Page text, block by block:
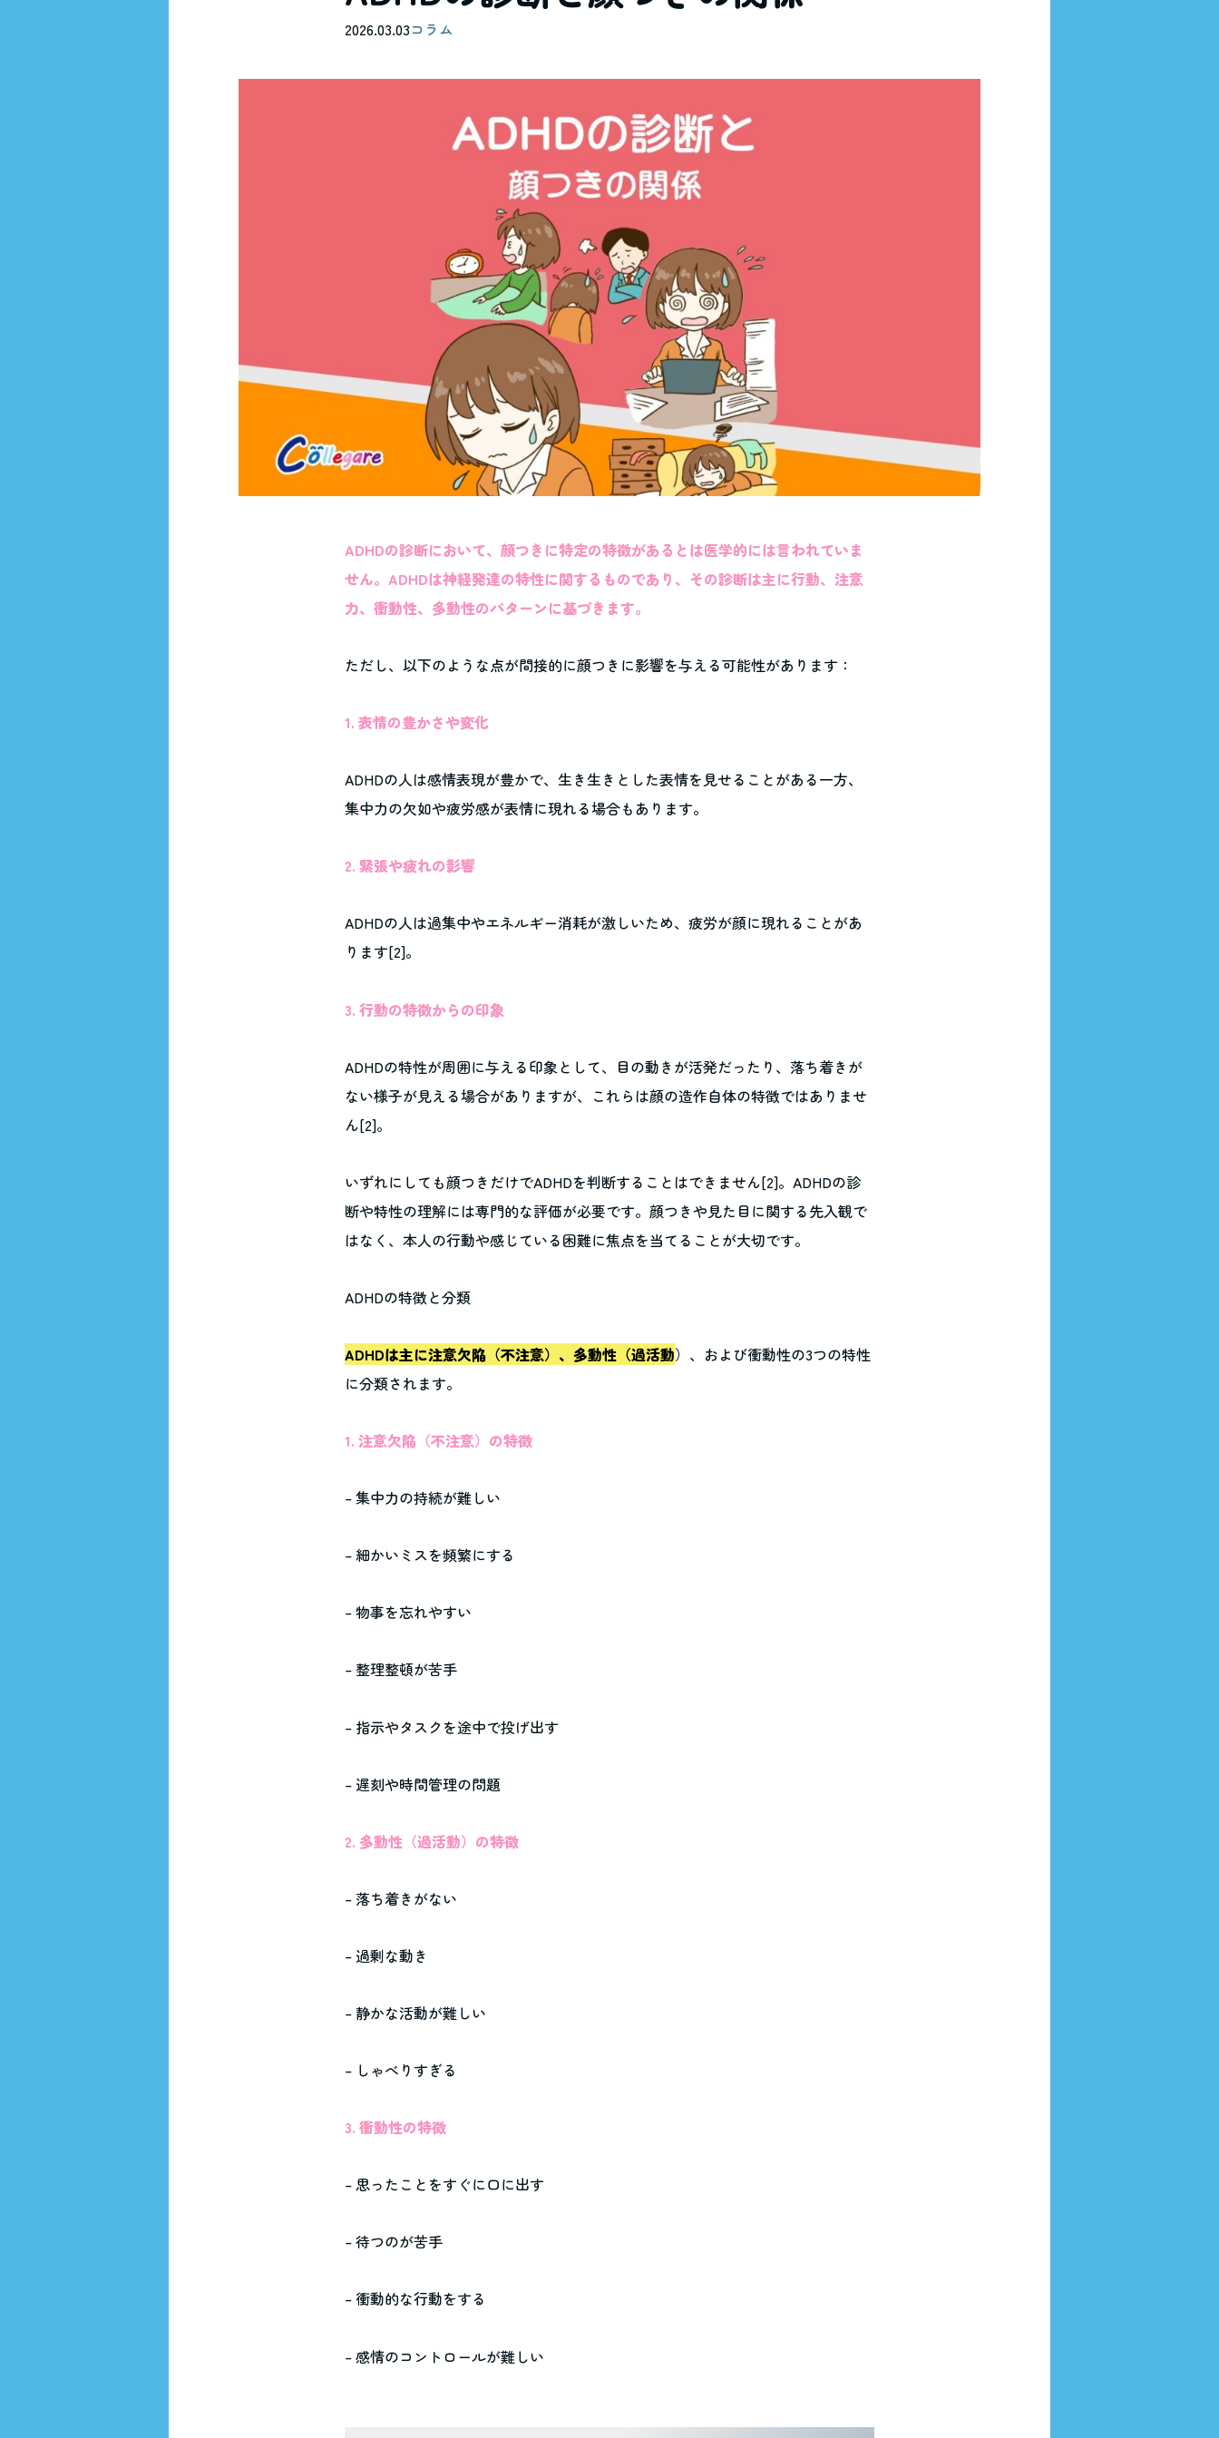
2026.03.03コラム
ADHDの診断において、顔つきに特定の特徴があるとは医学的には言われていま
せん。ADHDは神経発達の特性に関するものであり、その診断は主に行動、注意
力、衝動性、多動性のパターンに基づきます。
ただし、以下のような点が間接的に顔つきに影響を与える可能性があります：
1. 表情の豊かさや変化
ADHDの人は感情表現が豊かで、生き生きとした表情を見せることがある一方、
集中力の欠如や疲労感が表情に現れる場合もあります。
2. 緊張や疲れの影響
ADHDの人は過集中やエネルギー消耗が激しいため、疲労が顔に現れることがあ
ります[2]。
3. 行動の特徴からの印象
ADHDの特性が周囲に与える印象として、目の動きが活発だったり、落ち着きが
ない様子が見える場合がありますが、これらは顔の造作自体の特徴ではありませ
ん[2]。
いずれにしても顔つきだけでADHDを判断することはできません[2]。ADHDの診
断や特性の理解には専門的な評価が必要です。顔つきや見た目に関する先入観で
はなく、本人の行動や感じている困難に焦点を当てることが大切です。
ADHDの特徴と分類
ADHDは主に注意欠陥（不注意）、多動性（過活動）、および衝動性の3つの特性
に分類されます。
1. 注意欠陥（不注意）の特徴
– 集中力の持続が難しい
– 細かいミスを頻繁にする
– 物事を忘れやすい
– 整理整頓が苦手
– 指示やタスクを途中で投げ出す
– 遅刻や時間管理の問題
2. 多動性（過活動）の特徴
– 落ち着きがない
– 過剰な動き
– 静かな活動が難しい
– しゃべりすぎる
3. 衝動性の特徴
– 思ったことをすぐに口に出す
– 待つのが苦手
– 衝動的な行動をする
– 感情のコントロールが難しい